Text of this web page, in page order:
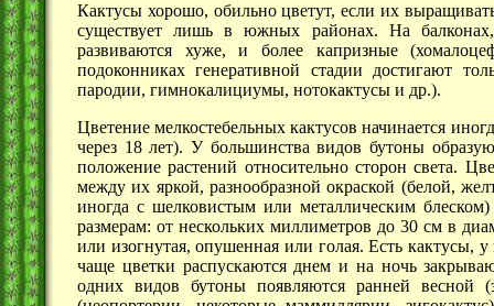
Кактусы хорошо, обильно цветут, если их
существует лишь в южных районах. На
развиваются хуже, и более капризные
подоконниках генеративной стадии достигают
пародии, гимнокалициумы, нотокактусы и др.).
Цветение мелкостебельных кактусов начинается
через 18 лет). У большинства видов бутоны
положение растений относительно сторон света.
между их яркой, разнообразной окраской (белой,
иногда с шелковистым или металлическим
размерам: от нескольких миллиметров до 30 см в
или изогнутая, опушенная или голая. Есть кактусы,
чаще цветки распускаются днем и на ночь
одних видов бутоны появляются ранней весной